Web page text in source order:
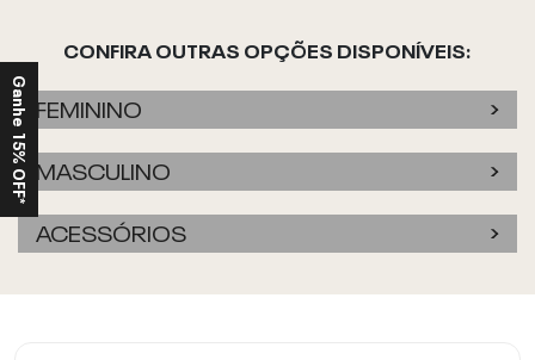
CONFIRA OUTRAS OPÇÕES DISPONÍVEIS:
FEMININO
MASCULINO
ACESSÓRIOS
Ganhe 15% OFF*